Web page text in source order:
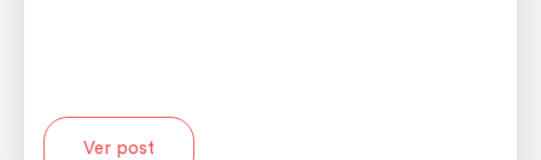
Ver post